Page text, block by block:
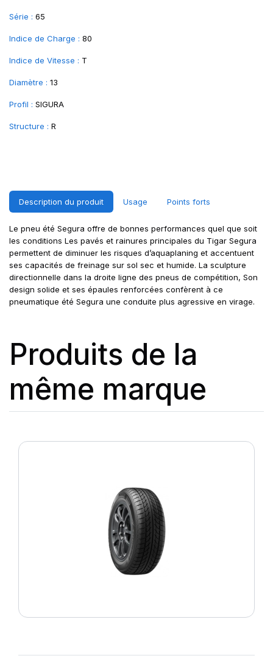
Série : 65
Indice de Charge : 80
Indice de Vitesse : T
Diamètre : 13
Profil : SIGURA
Structure : R
Description du produit Usage Points forts
Le pneu été Segura offre de bonnes performances quel que soit
les conditions Les pavés et rainures principales du Tigar Segura
permettent de diminuer les risques d’aquaplaning et accentuent
ses capacités de freinage sur sol sec et humide. La sculpture
directionnelle dans la droite ligne des pneus de compétition, Son
design solide et ses épaules renforcées confèrent à ce
pneumatique été Segura une conduite plus agressive en virage.
Produits de la
même marque